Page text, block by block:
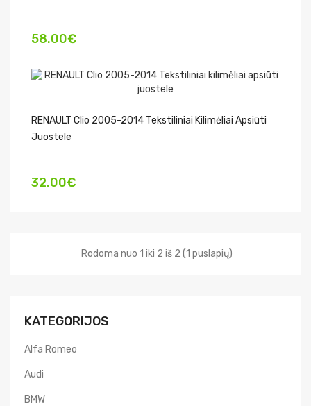
KATEGORIJOS
Alfa Romeo
Audi
BMW
58.00€
RENAULT Clio 2005-2014 Tekstiliniai Kilimėliai Apsiūti
Juostele
32.00€
Rodoma nuo 1 iki 2 iš 2 (1 puslapių)